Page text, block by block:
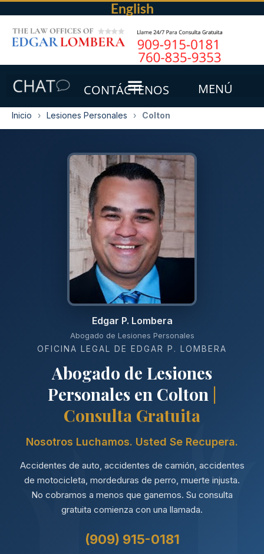
English
CONTÁCTENOS MENÚ
Inicio › Lesiones Personales › Colton
OFICINA LEGAL DE EDGAR P. LOMBERA
Abogado de Lesiones
Personales en Colton |
Consulta Gratuita
Nosotros Luchamos. Usted Se Recupera.
Accidentes de auto, accidentes de camión, accidentes
de motocicleta, mordeduras de perro, muerte injusta.
No cobramos a menos que ganemos. Su consulta
gratuita comienza con una llamada.
(909) 915-0181
Edgar P. Lombera
Abogado de Lesiones Personales